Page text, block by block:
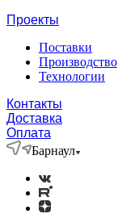
Проекты
Поставки
Производство
Технологии
Контакты
Доставка
Оплата
Барнаул